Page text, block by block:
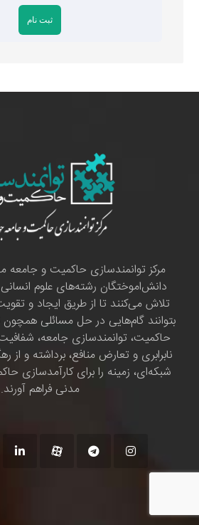
مرکز توانمندسازی حاکمیت و
دانش‌اموختگان رشته‌های علوم
تلاش می‌کنند تا از طریق ایجاد و
بتوانند گام‌هایی در حل مسائلی
حاکمیت، توانمندسازی جامعه، شفافیت،
نابرابری و تعارض منافع، برداشته و
شبکه‌ای، زمینه را برای کارآمدسازی
مدنی فراهم آورند.